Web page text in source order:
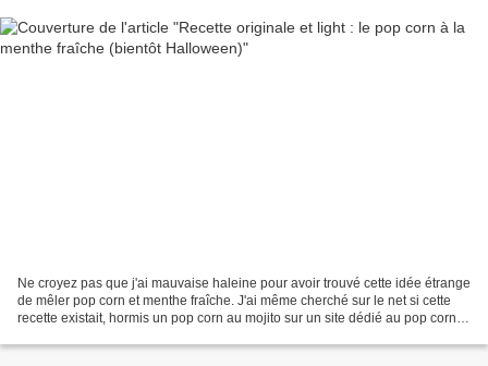
Ne croyez pas que j'ai mauvaise haleine pour avoir trouvé cette idée étrange
de mêler pop corn et menthe fraîche. J'ai même cherché sur le net si cette
recette existait, hormis un pop corn au mojito sur un site dédié au pop corn, il